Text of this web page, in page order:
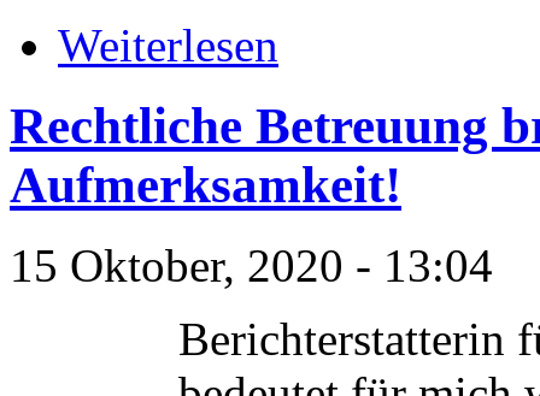
Weiterlesen
Rechtliche Betreuung
Aufmerksamkeit!
15 Oktober, 2020 - 13:04
Berichterstatterin